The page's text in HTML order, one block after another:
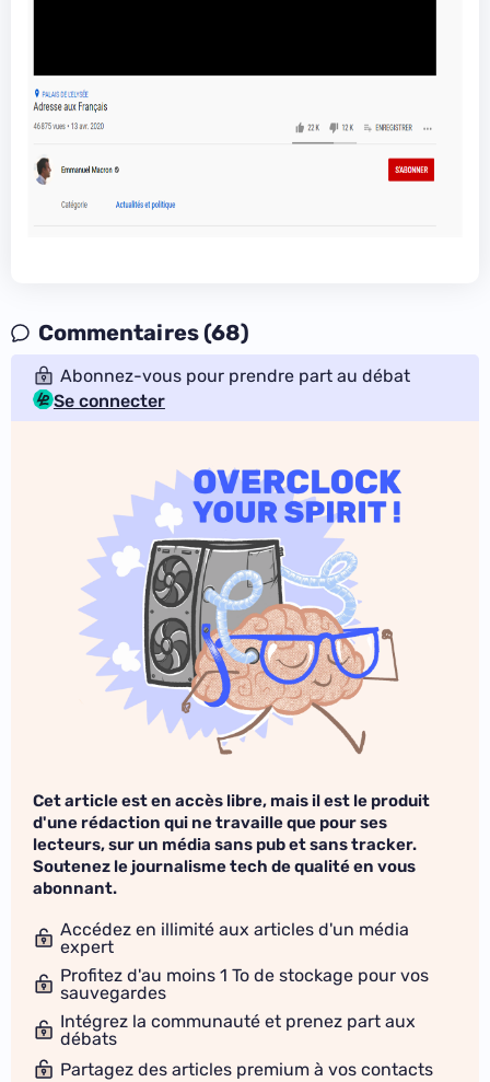
Commentaires (68)
Abonnez-vous pour prendre part au débat
Se connecter
Cet article est en accès libre, mais il est le produit
d'une rédaction qui ne travaille que pour ses
lecteurs, sur un média sans pub et sans tracker.
Soutenez le journalisme tech de qualité en vous
abonnant.
Accédez en illimité aux articles d'un média
expert
Profitez d'au moins 1 To de stockage pour vos
sauvegardes
Intégrez la communauté et prenez part aux
débats
Partagez des articles premium à vos contacts